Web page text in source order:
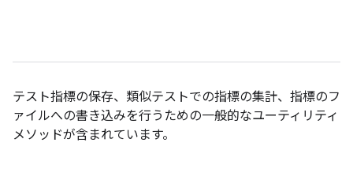
テスト指標の保存、類似テストでの指標の集計、指標のフ
ァイルへの書き込みを行うための一般的なユーティリティ
メソッドが含まれています。